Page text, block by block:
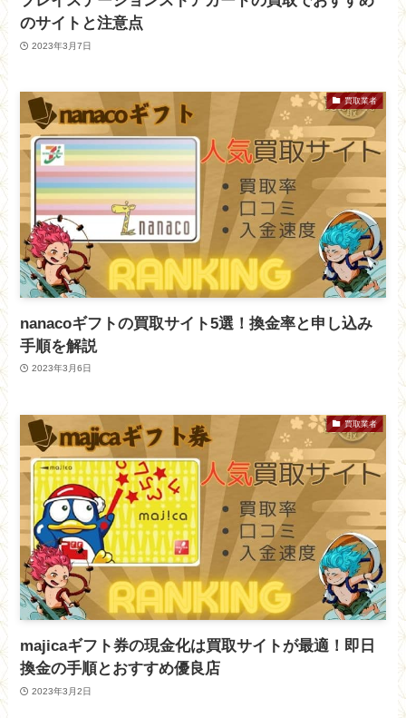
のサイトと注意点
2023年3月7日
買取業者
nanacoギフトの買取サイト5選！換金率と申し込み
手順を解説
2023年3月6日
買取業者
majicaギフト券の現金化は買取サイトが最適！即日
換金の手順とおすすめ優良店
2023年3月2日